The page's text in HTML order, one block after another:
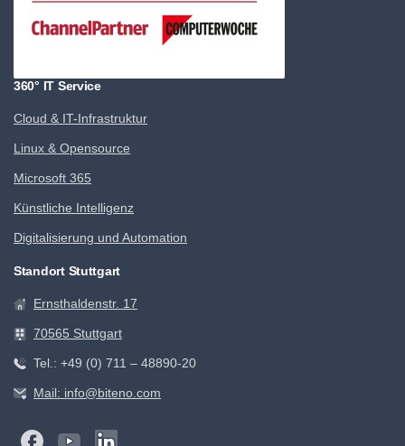
360° IT Service
Cloud & IT-Infrastruktur
Linux & Opensource
Microsoft 365
Künstliche Intelligenz
Digitalisierung und Automation
Standort Stuttgart
Ernsthaldenstr. 17
70565 Stuttgart
Tel.: +49 (0) 711 – 48890-20
Mail: info@biteno.com